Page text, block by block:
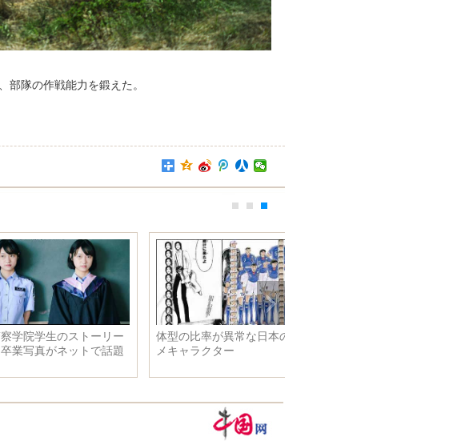
部隊の作戦能力を鍛えた。
な日本のアニ
米海軍陸戦隊の美人兵士は元モ
デル